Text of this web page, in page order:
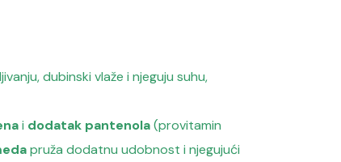
dubinski vlaže i njeguju suhu,
i dodatak pantenola(provitamin
pruža dodatnu udobnost i njegujući